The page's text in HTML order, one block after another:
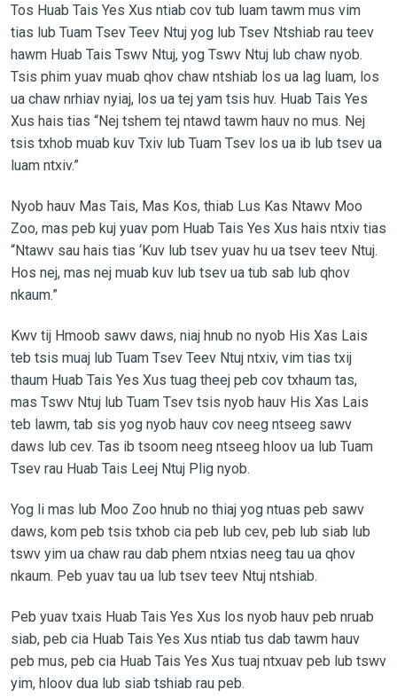
Tos Huab Tais Yes Xus ntiab cov tub luam tawm mus vim
tias lub Tuam Tsev Teev Ntuj yog lub Tsev Ntshiab rau teev
hawm Huab Tais Tswv Ntuj, yog Tswv Ntuj lub chaw nyob.
Tsis phim yuav muab qhov chaw ntshiab los ua lag luam, los
ua chaw nrhiav nyiaj, los ua tej yam tsis huv. Huab Tais Yes
Xus hais tias “Nej tshem tej ntawd tawm hauv no mus. Nej
tsis txhob muab kuv Txiv lub Tuam Tsev los ua ib lub tsev ua
luam ntxiv.”
Nyob hauv Mas Tais, Mas Kos, thiab Lus Kas Ntawv Moo
Zoo, mas peb kuj yuav pom Huab Tais Yes Xus hais ntxiv tias
“Ntawv sau hais tias ‘Kuv lub tsev yuav hu ua tsev teev Ntuj.
Hos nej, mas nej muab kuv lub tsev ua tub sab lub qhov
nkaum.”
Kwv tij Hmoob sawv daws, niaj hnub no nyob His Xas Lais
teb tsis muaj lub Tuam Tsev Teev Ntuj ntxiv, vim tias txij
thaum Huab Tais Yes Xus tuag theej peb cov txhaum tas,
mas Tswv Ntuj lub Tuam Tsev tsis nyob hauv His Xas Lais
teb lawm, tab sis yog nyob hauv cov neeg ntseeg sawv
daws lub cev. Tas ib tsoom neeg ntseeg hloov ua lub Tuam
Tsev rau Huab Tais Leej Ntuj Plig nyob.
Yog li mas lub Moo Zoo hnub no thiaj yog ntuas peb sawv
daws, kom peb tsis txhob cia peb lub cev, peb lub siab lub
tswv yim ua chaw rau dab phem ntxias neeg tau ua qhov
nkaum. Peb yuav tau ua lub tsev teev Ntuj ntshiab.
Peb yuav txais Huab Tais Yes Xus los nyob hauv peb nruab
siab, peb cia Huab Tais Yes Xus ntiab tus dab tawm hauv
peb mus, peb cia Huab Tais Yes Xus tuaj ntxuav peb lub tswv
yim, hloov dua lub siab tshiab rau peb.